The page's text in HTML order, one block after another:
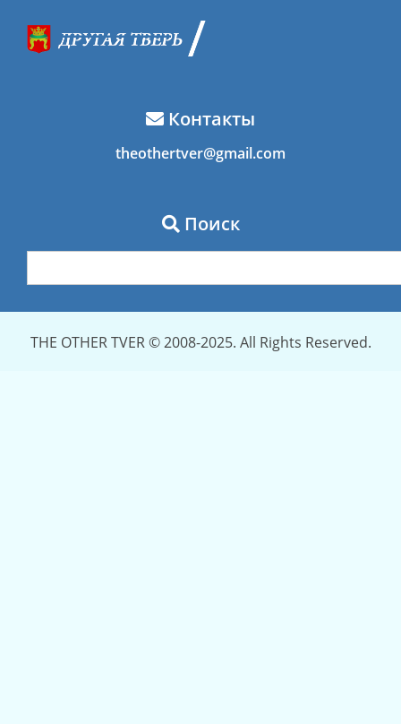
Контакты
theothertver@gmail.com
Поиск
THE OTHER TVER © 2008-2025. All Rights Reserved.